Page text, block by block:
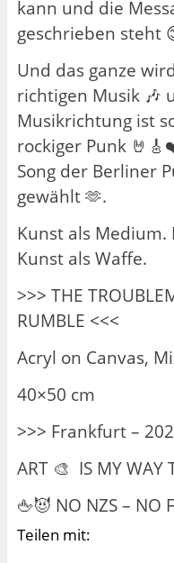
kann und die
geschrieben steht
Und das ganze
richtigen Musik 🎶
Musikrichtung ist
rockiger Punk
Song der Berliner
gewählt 🫶.
Kunst als Medium.
Kunst als Waffe.
>>> THE
RUMBLE <<<
Acryl on Canvas,
40×50 cm
>>> Frankfurt –
ART 🎨 IS MY WAY
🖕😈 NO NZS – NO
Teilen mit: